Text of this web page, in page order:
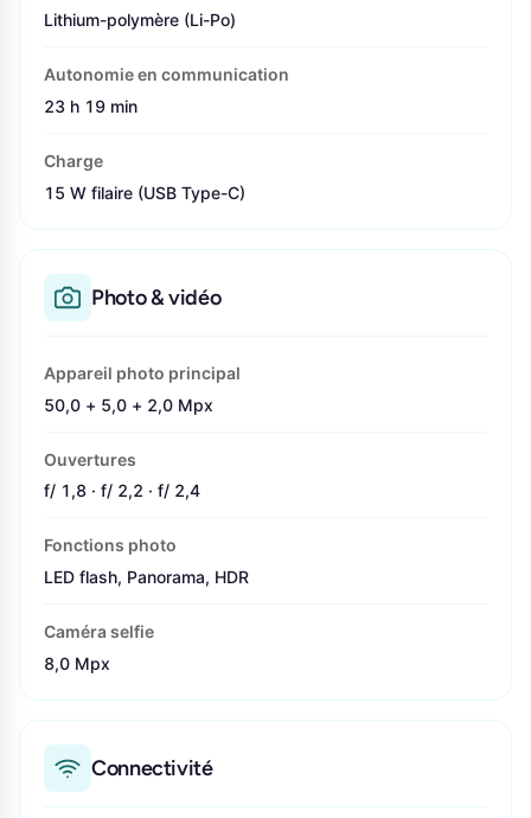
Lithium-polymère (Li-Po)
Autonomie en communication
23 h 19 min
Charge
15 W filaire (USB Type-C)
Photo & vidéo
Appareil photo principal
50,0 + 5,0 + 2,0 Mpx
Ouvertures
f/ 1,8 · f/ 2,2 · f/ 2,4
Fonctions photo
LED flash, Panorama, HDR
Caméra selfie
8,0 Mpx
Connectivité